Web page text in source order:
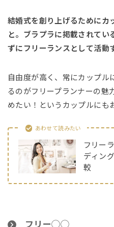
結婚式を創り上げるためにカ
と。ブラプラに掲載されてい
ずにフリーランスとして活動
自由度が高く、常にカップル
るのがフリープランナーの魅
めたい！というカップルにも
あわせて読みたい
フリー
ディン
較
フリー◯◯